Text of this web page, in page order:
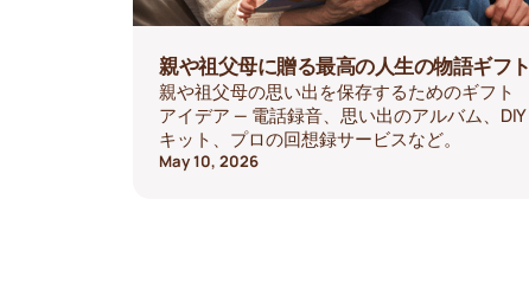
親や祖父母に贈る最高の人生の物語ギフト
親や祖父母の思い出を保存するためのギフト
アイデア — 電話録音、思い出のアルバム、DIY
キット、プロの回想録サービスなど。
May 10, 2026